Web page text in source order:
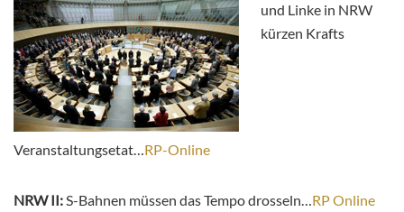
und Linke in NRW
kürzen Krafts
Veranstaltungsetat…RP-Online
NRW II:S-Bahnen müssen das Tempo drosseln…RP Online